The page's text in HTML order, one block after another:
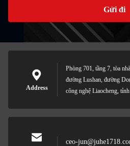
Gửi đi
Address
Phòng 701, tầng 7, tòa
đường Lushan, đường
công nghệ Liaocheng,
ceo-